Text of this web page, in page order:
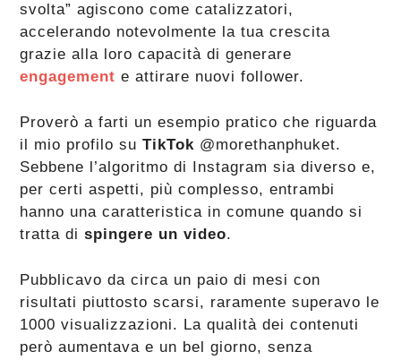
svolta” agiscono come catalizzatori,
accelerando notevolmente la tua crescita
grazie alla loro capacità di generare
engagement e attirare nuovi follower.
Proverò a farti un esempio pratico che riguarda
il mio profilo suTikTok @morethanphuket.
Sebbene l’algoritmo di Instagram sia diverso e,
per certi aspetti, più complesso, entrambi
hanno una caratteristica in comune quando si
tratta dispingere un video.
Pubblicavo da circa un paio di mesi con
risultati piuttosto scarsi, raramente superavo le
1000 visualizzazioni. La qualità dei contenuti
però aumentava e un bel giorno, senza